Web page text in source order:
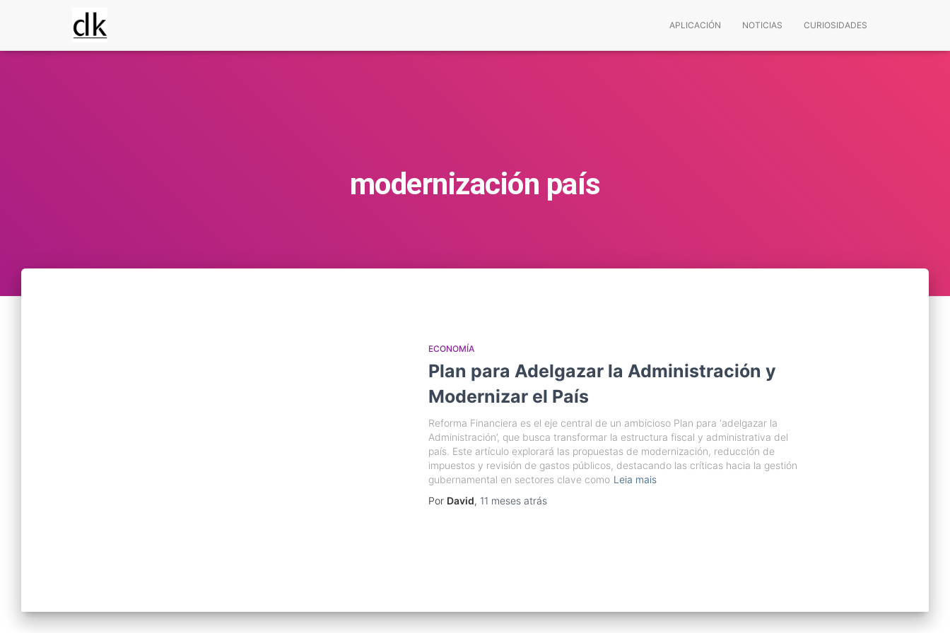
APLICACIÓN NOTICIAS CURIOSIDADES
modernización país
ECONOMÍA
Plan para Adelgazar la Administración y
Modernizar el País
Reforma Financiera es el eje central de un ambicioso Plan para ‘adelgazar la
Administración’, que busca transformar la estructura fiscal y administrativa del
país. Este artículo explorará las propuestas de modernización, reducción de
impuestos y revisión de gastos públicos, destacando las críticas hacia la gestión
gubernamental en sectores clave como Leia mais
Por David, 11 mesesatrás